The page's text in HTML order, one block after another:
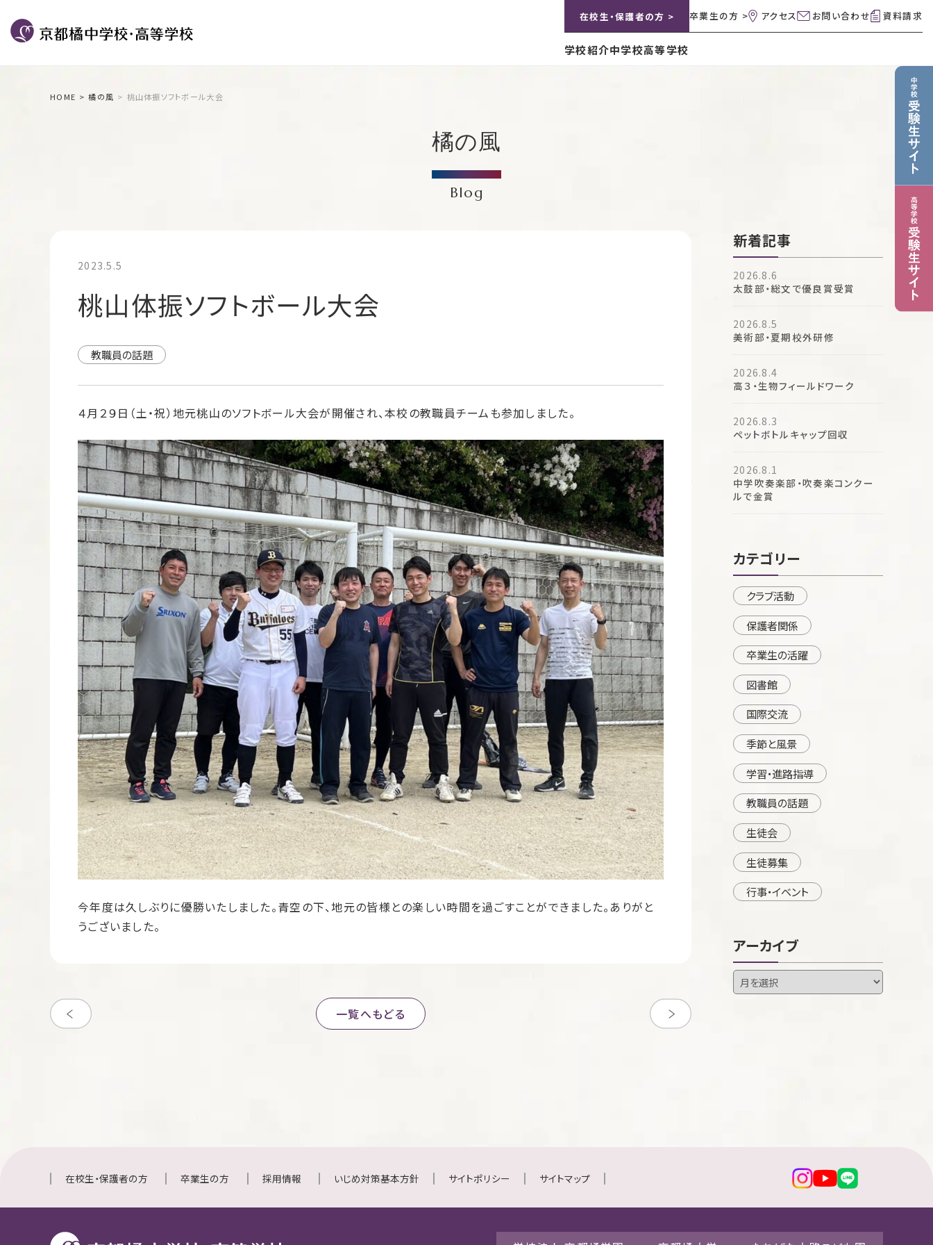
在校生・保護者の方 > 卒業生の方 > アクセス お問い合わせ 資料請求
学校紹介中学校高等学校
HOME 橘の風 桃山体振ソフトボール大会
橘の風
Blog
2023.5.5
桃山体振ソフトボール大会
教職員の話題
４月２９日（土・祝）地元桃山のソフトボール大会が開催され、本校の教職員チームも参加しました。
今年度は久しぶりに優勝いたしました。青空の下、地元の皆様との楽しい時間を過ごすことができました。ありがと
うございました。
一覧へもどる
新着記事
2026.8.6
太鼓部・総文で優良賞受賞
2026.8.5
美術部・夏期校外研修
2026.8.4
高３・生物フィールドワーク
2026.8.3
ペットボトルキャップ回収
2026.8.1
中学吹奏楽部・吹奏楽コンクー
ルで金賞
カテゴリー
クラブ活動
保護者関係
卒業生の活躍
図書館
国際交流
季節と風景
学習・進路指導
教職員の話題
生徒会
生徒募集
行事・イベント
アーカイブ
在校生・保護者の方 卒業生の方 採用情報 いじめ対策基本方針 サイトポリシー サイトマップ